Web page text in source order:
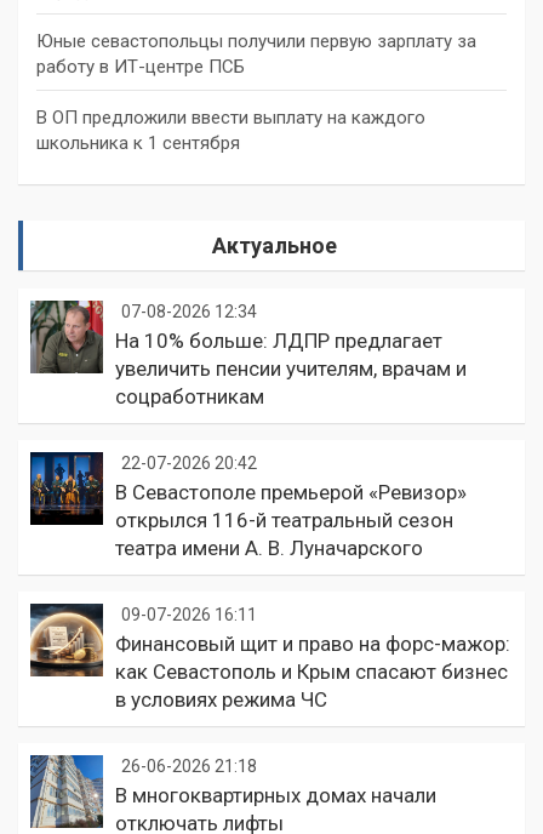
Юные севастопольцы получили первую зарплату за
работу в ИТ-центре ПСБ
В ОП предложили ввести выплату на каждого
школьника к 1 сентября
Актуальное
07-08-2026 12:34
На 10% больше: ЛДПР предлагает
увеличить пенсии учителям, врачам и
соцработникам
22-07-2026 20:42
В Севастополе премьерой «Ревизор»
открылся 116-й театральный сезон
театра имени А. В. Луначарского
09-07-2026 16:11
Финансовый щит и право на форс-мажор:
как Севастополь и Крым спасают бизнес
в условиях режима ЧС
26-06-2026 21:18
В многоквартирных домах начали
отключать лифты